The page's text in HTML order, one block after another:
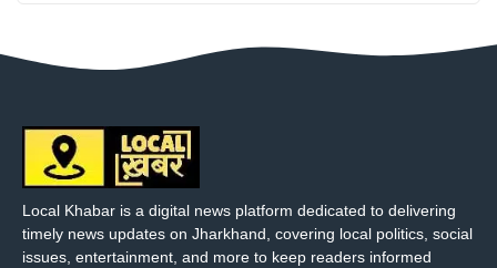
Local Khabar is a digital news platform dedicated to delivering
timely news updates on Jharkhand, covering local politics, social
issues, entertainment, and more to keep readers informed